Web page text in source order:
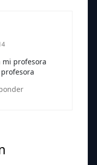
mi profesora